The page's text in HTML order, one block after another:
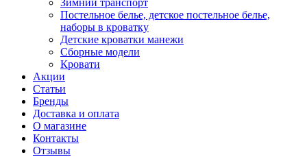
Зимний транспорт
Постельное белье, детское постельное белье,
наборы в кроватку
Детские кроватки манежи
Сборные модели
Кровати
Акции
Статьи
Бренды
Доставка и оплата
О магазине
Контакты
Отзывы